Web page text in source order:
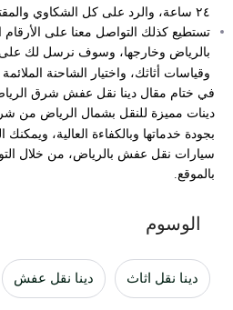
٢٤ ساعة، والرد على كل الشكاوي والمقترحات.
تستطيع كذلك التواصل معنا على
بالرياض وخارجها، وسوف نرسل لك على
وقياسات أثاثك، واختيار الشاحنة
في ختام مقال دينا نقل عفش شرق
بجودة خدماتها وبالكفاءة العالية،
سيارات نقل عفش بالرياض، من خلال
بالموقع.
الوسوم
دينا نقل اثاث دينا نقل عفش